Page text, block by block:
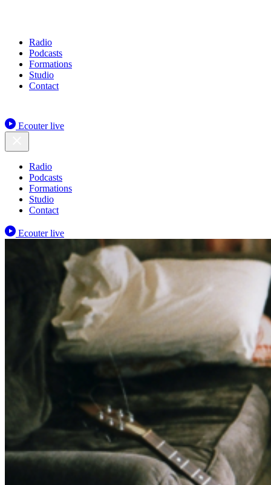
Radio
Podcasts
Formations
Studio
Contact
Ecouter live
Radio
Podcasts
Formations
Studio
Contact
Ecouter live